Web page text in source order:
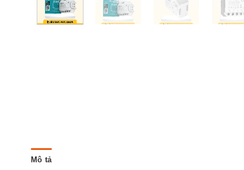
Mô tả